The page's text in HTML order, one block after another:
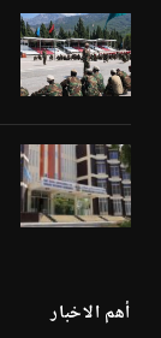
أهم الاخبار